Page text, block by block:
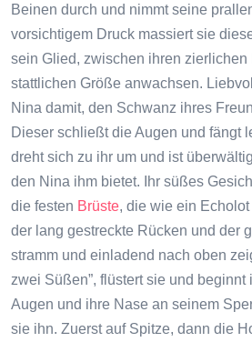
Beinen durch und nimmt seine
vorsichtigem Druck massiert sie
sein Glied, zwischen ihren zierlichen
stattlichen Größe anwachsen.
Nina damit, den Schwanz ihres
Dieser schließt die Augen und fängt
dreht sich zu ihr um und ist
den Nina ihm bietet. Ihr süßes
die festen Brüste, die wie ein
der lang gestreckte Rücken und der
stramm und einladend nach oben
zwei Süßen”, flüstert sie und beginnt
Augen und ihre Nase an seinem
sie ihn. Zuerst auf Spitze, dann die